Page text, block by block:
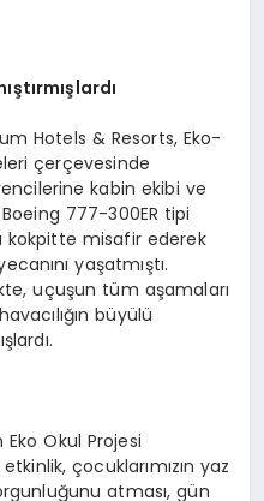
Hotels & Resorts, Eko-
çerçevesinde
kabin ekibi ve
777-300ER tipi
kokpitte misafir ederek
yaşatmıştı.
uçuşun tüm aşamaları
büyülü
Okul Projesi
çocuklarımızın yaz
atması, gün